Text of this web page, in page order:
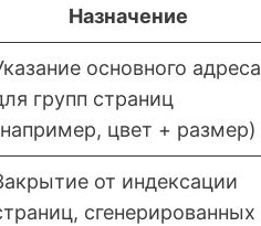
Назначение
основного адреса
групп страниц
цвет + размер)
от индексации
сгенерированных